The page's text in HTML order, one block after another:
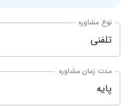
نوع مشاوره
تلفنی
مدت زمان مشاوره
پایه